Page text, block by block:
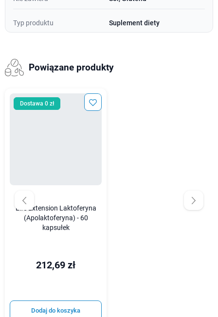
Typ produktu Suplement diety
Powiązane produkty
Dostawa 0 zł
Life Extension Laktoferyna
(Apolaktoferyna) - 60
kapsułek
212,69 zł
Dodaj do koszyka